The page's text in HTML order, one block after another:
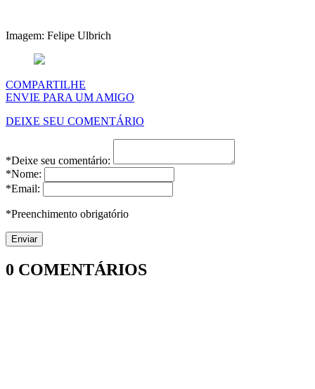
Imagem: Felipe Ulbrich
COMPARTILHE
ENVIE PARA UM AMIGO
DEIXE SEU COMENTÁRIO
*Deixe seu comentário:
*Nome:
*Email:
*Preenchimento obrigatório
0 COMENTÁRIOS